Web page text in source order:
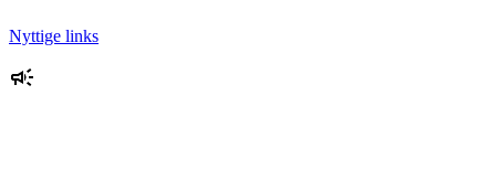
Nyttige links